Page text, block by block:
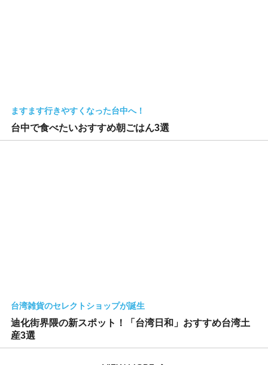
ますます行きやすくなった台中へ！
台中で食べたいおすすめ朝ごはん3選
台湾雑貨のセレクトショップが誕生
迪化街界隈の新スポット！「台湾日和」おすすめ台湾土
産3選